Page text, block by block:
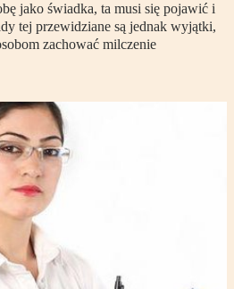
jako świadka, ta musi się pojawić i
tej przewidziane są jednak wyjątki,
zachować milczenie